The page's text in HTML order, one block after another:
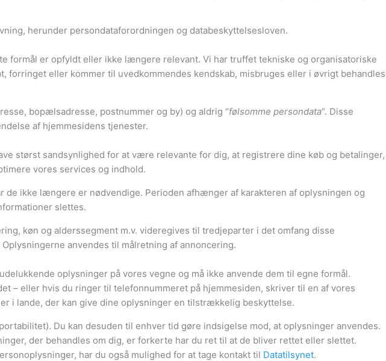
herunder persondataforordningen og databeskyttelsesloven.
formål er opfyldt eller ikke længere relevant. Vi har truffet tekniske og organisatoriske
eller kommer til uvedkommendes kendskab, misbruges eller i øvrigt behandles
bopælsadresse, postnummer og by) og aldrig “følsomme persondata“. Disse
af hjemmesidens tjenester.
størst sandsynlighed for at være relevante for dig, at registrere dine køb og betalinger,
vores services og indhold.
ikke længere er nødvendige. Perioden afhænger af karakteren af oplysningen og
slettes.
køn og alderssegment m.v. videregives til tredjeparter i det omfang disse
anvendes til målretning af annoncering.
oplysninger på vores vegne og må ikke anvende dem til egne formål.
– eller hvis du ringer til telefonnummeret på hjemmesiden, skriver til en af vores
i lande, der kan give dine oplysninger en tilstrækkelig beskyttelse.
Du kan desuden til enhver tid gøre indsigelse mod, at oplysninger anvendes.
der behandles om dig, er forkerte har du ret til at de bliver rettet eller slettet.
har du også mulighed for at tage kontakt til Datatilsynet.